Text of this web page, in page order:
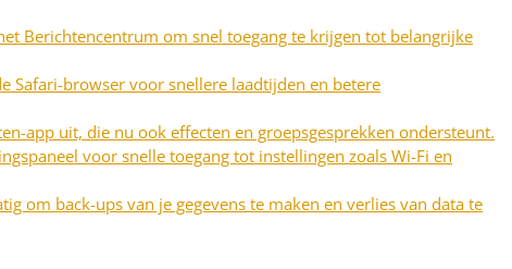
Berichtencentrum om snel toegang te krijgen tot belangrijke
Safari-browser voor snellere laadtijden en betere
app uit, die nu ook effecten en groepsgesprekken ondersteunt.
voor snelle toegang tot instellingen zoals Wi-Fi en
om back-ups van je gegevens te maken en verlies van data te